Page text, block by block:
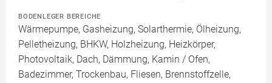
BODENLEGER BEREICHE
Wärmepumpe, Gasheizung, Solarthermie, Ölheizung,
Pelletheizung, BHKW, Holzheizung, Heizkörper,
Photovoltaik, Dach, Dämmung, Kamin / Ofen,
Badezimmer, Trockenbau, Fliesen, Brennstoffzelle,